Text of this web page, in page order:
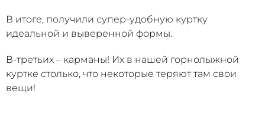
В итоге, получили супер-удобную куртку
идеальной и выверенной формы.
В-третьих – карманы! Их в нашей горнолыжной
куртке столько, что некоторые теряют там свои
вещи!